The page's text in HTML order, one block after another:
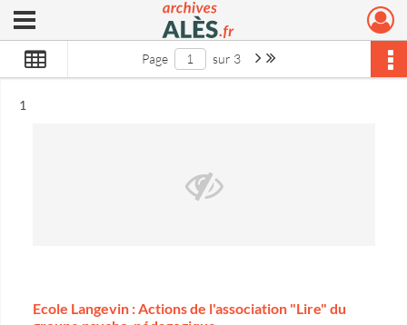
Archives municipales d'Alès
Ouvrir le menu déroulant
Page sur 3 Page suivante : 1/3
Résultat n°
1
Ecole Langevin : Actions de l'association "Lire" du